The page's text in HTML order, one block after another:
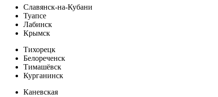
Славянск-на-Кубани
Туапсе
Лабинск
Крымск
Тихорецк
Белореченск
Тимашёвск
Курганинск
Каневская